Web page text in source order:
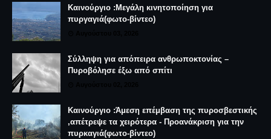
Καινούργιο :Μεγάλη κινητοποίηση για
πυργαγιά(φωτο-βίντεο)
Σύλληψη για απόπειρα ανθρωποκτονίας –
Πυροβόλησε έξω από σπίτι
Καινούργιο :Άμεση επέμβαση της πυροσβεστικής
,απέτρεψε τα χειρότερα - Προανάκριση για την
πυρκαγιά(φωτο-βίντεο)